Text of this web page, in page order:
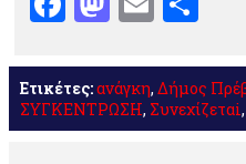
Ετικέτες:ανάγκη, Δήμος
ΣΥΓΚΕΝΤΡΩΣΗ, Συνεχίζεταi,